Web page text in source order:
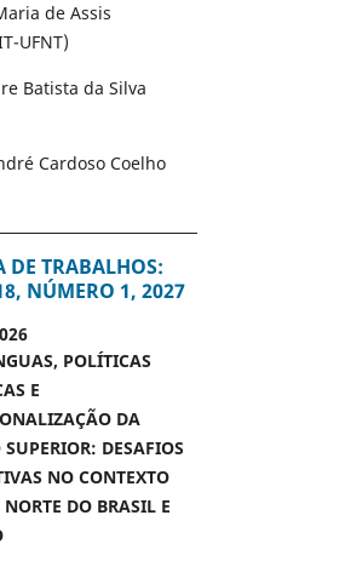
de Assis
UFNT)
Batista da Silva
Cardoso Coelho
DE TRABALHOS:
NÚMERO 1, 2027
POLÍTICAS
E
DA
DESAFIOS
NO CONTEXTO
DO BRASIL E